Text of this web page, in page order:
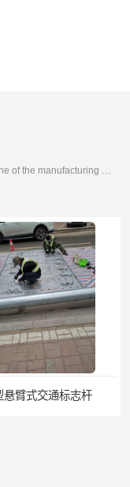
Development, design, production and sales in one of the manufacturing enterprises